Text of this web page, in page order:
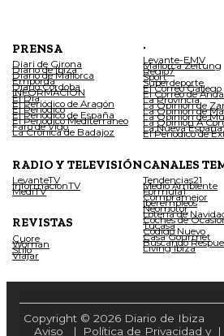
PRENSA
Diari de Girona
Diario de Ibiza
Diario de Mallorca
Empordà
Diario Córdoba
INFORMACIÓN
El Día
El Periódico de Aragón
El Periódico
El Periódico de España
El Periódico Mediterráneo
Faro de Vigo
La Crónica de Badajoz
.
Levante-EMV
Mallorca Zeitung
Regio7
Sport
Superdeporte
El Correo Gallego
El Correo de
La Provincia
La Opinión de
La Opinión de
La Opinión de
La Opinión A
La Nueva España
El Periódico de
RADIO Y TELEVISIÓN
LevanteTV
InformacionTV
MediTV
REVISTAS
Cuore
Woman
Stilo
Viajar
CANALES
Tendencias21
Medio Ambiente
Fórmula1
Compramejor
Iberempleos
Neomotor
Lotería de
Coches de
Tucasa
Código Nuevo
Casa Gourmet
Buscando
Living Ibiza
Copyright © 2026 Diario de Ibiza
Aviso
|
Política de Privacidad y |